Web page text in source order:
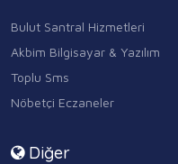
Bulut Santral Hizmetleri
Akbim Bilgisayar & Yazılım
Toplu Sms
Nöbetçi Eczaneler
Diğer